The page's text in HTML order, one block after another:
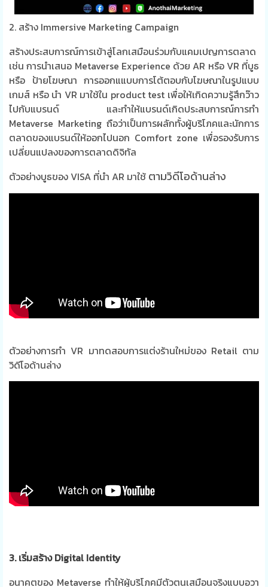
2. สร้าง Immersive Marketing Campaign
สร้างประสบการณ์การเข้าสู่โลกเสมือนร่วมกับแคมเปญการตลาด
เช่น การนำเสนอ Metaverse Experience ด้วย AR หรือ VR ที่บูธ
หรือ ป้ายโฆษณา การออกแแบบการโต้ตอบกับโฆษณาในรูปแบบ
เกมส์ หรือ นำ VR มาใช้ใน product test เพื่อให้เกิดความรู้สึกว๊าว
ไปกับแบรนด์ และทำให้แบรนด์เกิดประสบการณ์การทำ
Metaverse Marketing ถือว่าเป็นการผลักทั้งผู้บริโภคและนักการ
ตลาดของแบรนด์ให้ออกไปนอก Comfort zone เพื่อรองรับการ
เปลี่ยนแปลงของการตลาดดิจิทัล
ตัวอย่างบูธของ VISA ที่นำ AR มาใช้ ตามวิดีโอด้านล่าง
ตัวอย่างการทำ VR มาทดสอบการแต่งร้านใหม่ของ Retail ตาม
วิดีโอด้านล่าง
3. เริ่มสร้าง Digital Identity
อนาคตของ Metaverse ทำให้ผู้บริโภคมีตัวตนเสมือนจริงแบบอวา